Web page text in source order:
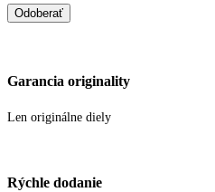
Garancia originality
Len originálne diely
Rýchle dodanie